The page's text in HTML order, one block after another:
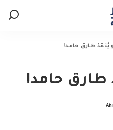
يُنقذ طارق حامد!
طارق حامد!